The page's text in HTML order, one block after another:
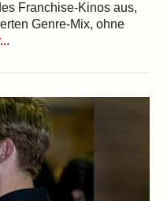
Franchise-Kinos aus,
Genre-Mix, ohne